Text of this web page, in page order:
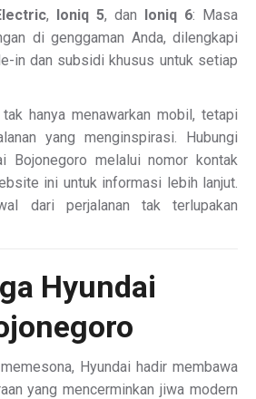
, Ioniq 5, dan Ioniq 6: Masa
di genggaman Anda, dilengkapi
in dan subsidi khusus untuk setiap
hanya menawarkan mobil, tetapi
yang menginspirasi. Hubungi
Bojonegoro melalui nomor kontak
ini untuk informasi lebih lanjut.
dari perjalanan tak terlupakan
Hyundai
Hyundai hadir membawa
yang mencerminkan jiwa modern